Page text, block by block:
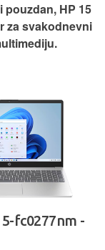
pouzdan, HP 15
za svakodnevni
fc0277nm -